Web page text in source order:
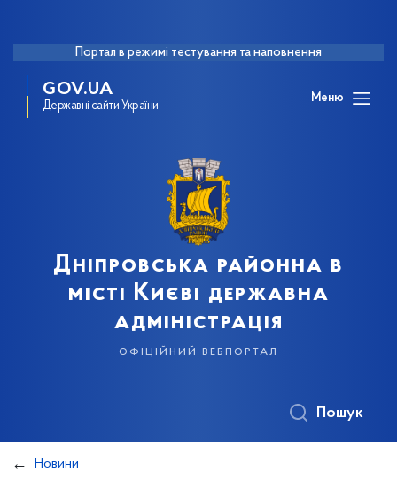
Портал в режимі тестування та наповнення
GOV.UA
Державні сайти України
Меню
Дніпровська районна в
місті Києві державна
адміністрація
офіційний вебпортал
Пошук
Новини